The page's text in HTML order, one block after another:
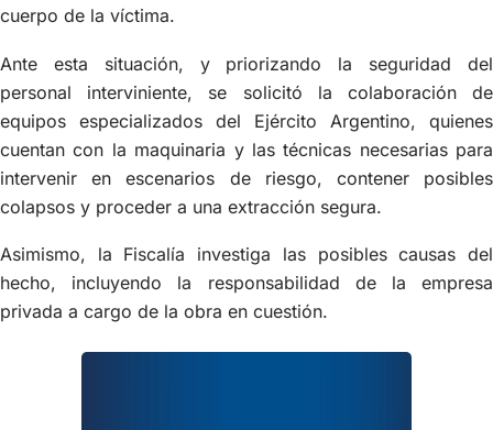
cuerpo de la víctima.
Ante esta situación, y priorizando la seguridad del
personal interviniente, se solicitó la colaboración de
equipos especializados del Ejército Argentino, quienes
cuentan con la maquinaria y las técnicas necesarias para
intervenir en escenarios de riesgo, contener posibles
colapsos y proceder a una extracción segura.
Asimismo, la Fiscalía investiga las posibles causas del
hecho, incluyendo la responsabilidad de la empresa
privada a cargo de la obra en cuestión.